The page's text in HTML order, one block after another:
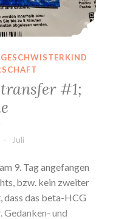
GESCHWISTERKIND
#1;
Juli
9. Tag angefangen
bzw. kein zweiter
dass das beta-HCG
Gedanken- und